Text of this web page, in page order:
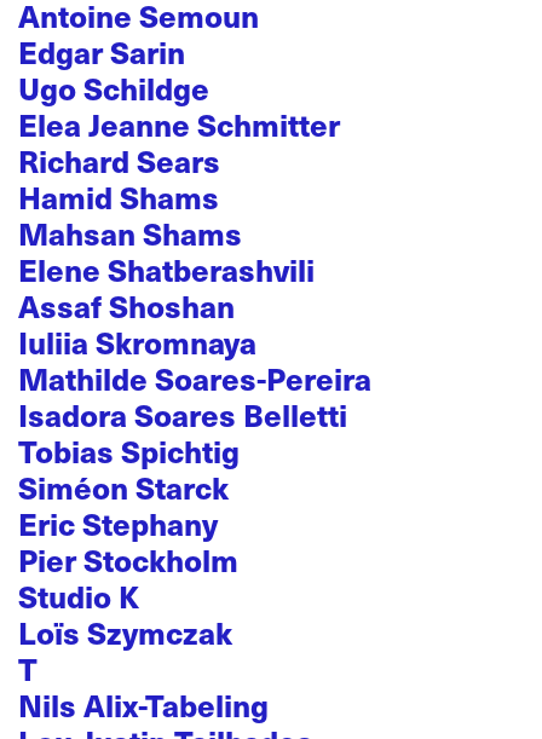
Antoine Semoun
Edgar Sarin
Ugo Schildge
Elea Jeanne Schmitter
Richard Sears
Hamid Shams
Mahsan Shams
Elene Shatberashvili
Assaf Shoshan
Iuliia Skromnaya
Mathilde Soares-Pereira
Isadora Soares Belletti
Tobias Spichtig
Siméon Starck
Eric Stephany
Pier Stockholm
Studio K
Loïs Szymczak
T
Nils Alix-Tabeling